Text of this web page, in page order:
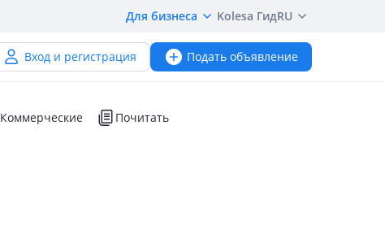
Для бизнеса Kolesa ГидRU
Вход и регистрация Подать объявление
Коммерческие Почитать